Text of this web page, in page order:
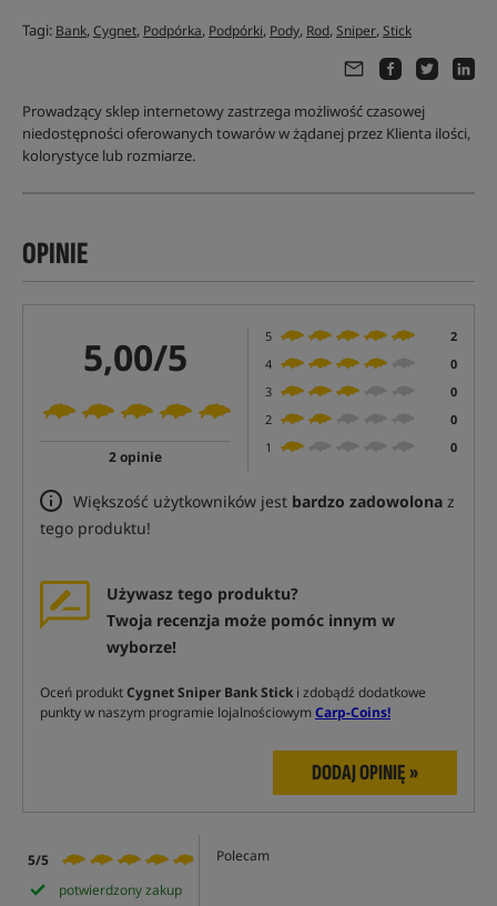
Tagi: Bank,Cygnet, Podpórka, Podpórki, Pody, Rod,Sniper,Stick
Prowadzący sklep internetowy zastrzega możliwość czasowej
niedostępności oferowanych towarów w żądanej przez Klienta ilości,
kolorystyce lub rozmiarze.
OPINIE
5,00/5
2 opinie
5
2
4
0
3
0
2
0
1
0
Większość użytkowników jest bardzo zadowolona z
tego produktu!
Używasz tego produktu?
Twoja recenzja może pomóc innym w
wyborze!
Oceń produktCygnet Sniper Bank Stick i zdobądź dodatkowe
punkty w naszym programie lojalnościowymCarp-Coins!
DODAJ OPINIĘ »
5/5
potwierdzony zakup
Polecam